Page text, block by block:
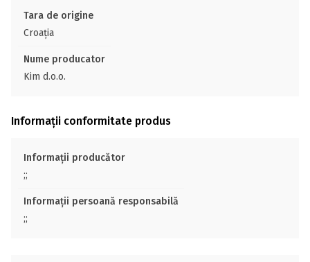
Tara de origine
Croația
Nume producator
Kim d.o.o.
Informații conformitate produs
Informații producător
;;
Informații persoană responsabilă
;;